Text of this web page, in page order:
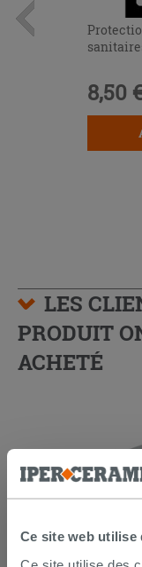
Ce site web utilise
8,50 €
LES
PRODUIT
ACHETÉ